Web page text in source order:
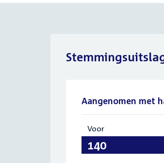
Aangenomen met
Voor
140